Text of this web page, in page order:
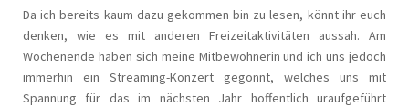
Da ich bereits kaum dazu gekommen bin zu lesen, könnt ihr euch
denken, wie es mit anderen Freizeitaktivitäten aussah. Am
Wochenende haben sich meine Mitbewohnerin und ich uns jedoch
immerhin ein Streaming-Konzert gegönnt, welches uns mit
Spannung für das im nächsten Jahr hoffentlich uraufgeführt